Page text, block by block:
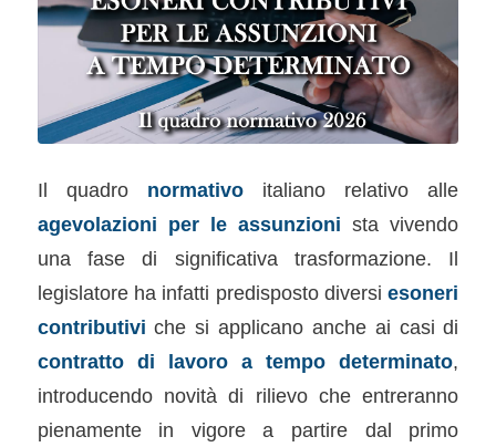
Il quadronormativoitaliano relativo alle
agevolazioni per le assunzioni sta vivendo
una fase di significativa trasformazione. Il
legislatore ha infatti predisposto diversiesoneri
contributivi che si applicano anche ai casi di
contratto di lavoro a tempo determinato,
introducendo novità di rilievo che entreranno
pienamente in vigore a partire dal primo